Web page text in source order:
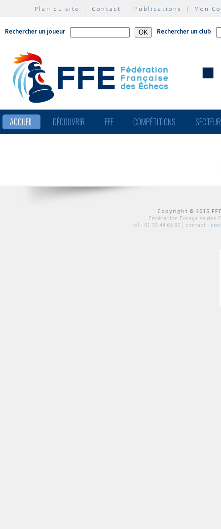
Plan du site | Contact | Publications | Mon
Rechercher un joueur Rechercher un club
ACCUEIL DÉCOUVRIR FFE COMPÉTITIONS
Copyright © 2015
Fédération Française des
tél : 01 39 44 65 80 | contact :